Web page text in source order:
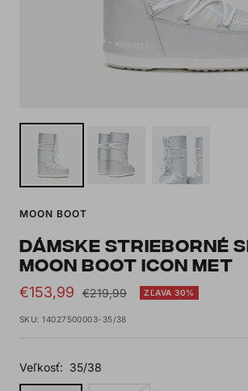
MOON BOOT
DÁMSKE STRIEBORNÉ
MOON BOOT ICON MET
Sale
price
€153,99
Regular
€219,99 ZĽAVA 30%
SKU:14027500003-35/38
Veľkosť: 35/38